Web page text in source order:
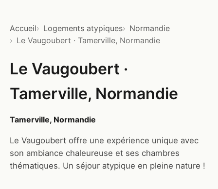
Accueil Logements atypiques
Normandie
Le Vaugoubert · Tamerville, Normandie
Le Vaugoubert ·
Tamerville, Normandie
Tamerville, Normandie
Le Vaugoubert offre une expérience unique avec
son ambiance chaleureuse et ses chambres
thématiques. Un séjour atypique en pleine nature !